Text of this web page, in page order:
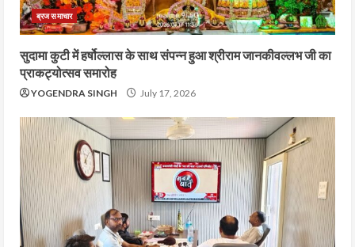
ब्रज समाचार
सुदामा कुटी में हर्षोल्लास के साथ संपन्न हुआ श्रीराम जानकीवल्लभ जी का
प्राकट्योत्सव समारोह
YOGENDRA SINGH July 17, 2026